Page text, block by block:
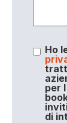
Ho
per
di